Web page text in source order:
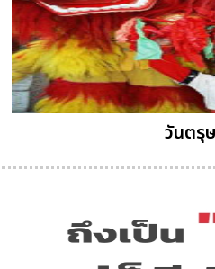
วันตรุ